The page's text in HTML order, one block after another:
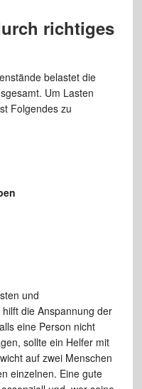
richtiges
belastet die
Um Lasten
Folgendes zu
und
die Anspannung der
eine Person nicht
sollte ein Helfer mit
auf zwei Menschen
einzelnen. Eine gute